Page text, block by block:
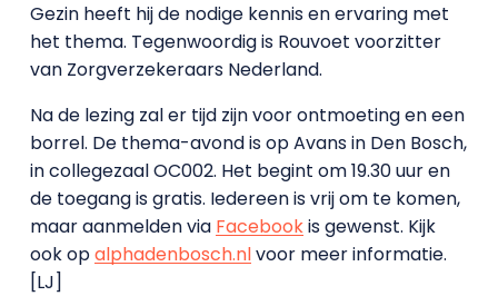
Gezin heeft hij de nodige kennis en ervaring met
het thema. Tegenwoordig is Rouvoet voorzitter
van Zorgverzekeraars Nederland.
Na de lezing zal er tijd zijn voor ontmoeting en een
borrel. De thema-avond is op Avans in Den Bosch,
in collegezaal OC002. Het begint om 19.30 uur en
de toegang is gratis. Iedereen is vrij om te komen,
maar aanmelden via Facebookis gewenst. Kijk
ook opalphadenbosch.nlvoor meer informatie.
[LJ]